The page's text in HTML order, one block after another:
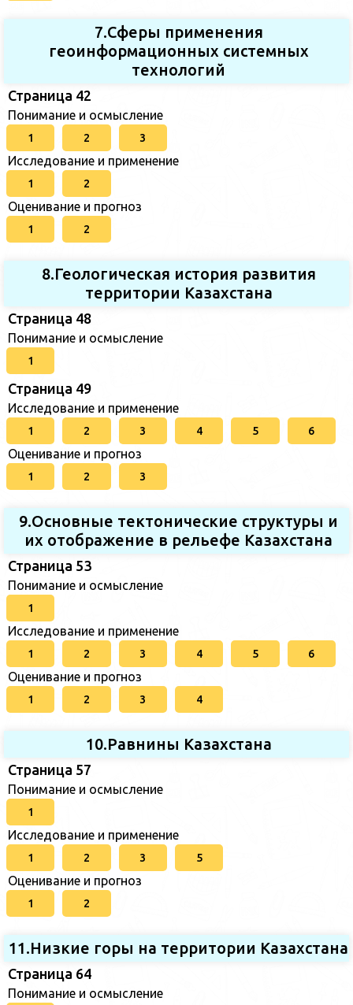
7.Сферы применения
геоинформационных системных
технологий
Страница 42
Понимание и осмысление
1 2 3
Исследование и применение
1 2
Оценивание и прогноз
1 2
8.Геологическая история развития
территории Казахстана
Страница 48
Понимание и осмысление
1
Страница 49
Исследование и применение
1 2 3 4 5 6
Оценивание и прогноз
1 2 3
9.Основные тектонические структуры и
их отображение в рельефе Казахстана
Страница 53
Понимание и осмысление
1
Исследование и применение
1 2 3 4 5 6
Оценивание и прогноз
1 2 3 4
10.Равнины Казахстана
Страница 57
Понимание и осмысление
1
Исследование и применение
1 2 3 5
Оценивание и прогноз
1 2
11.Низкие горы на территории Казахстана
Страница 64
Понимание и осмысление